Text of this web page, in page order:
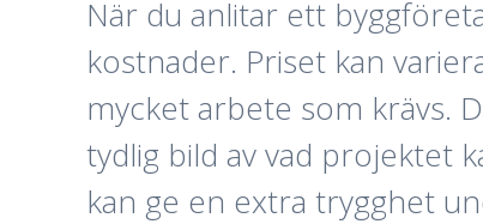
När du anlitar ett
kostnader. Priset kan
mycket arbete som krävs.
tydlig bild av vad projektet
kan ge en extra trygghet